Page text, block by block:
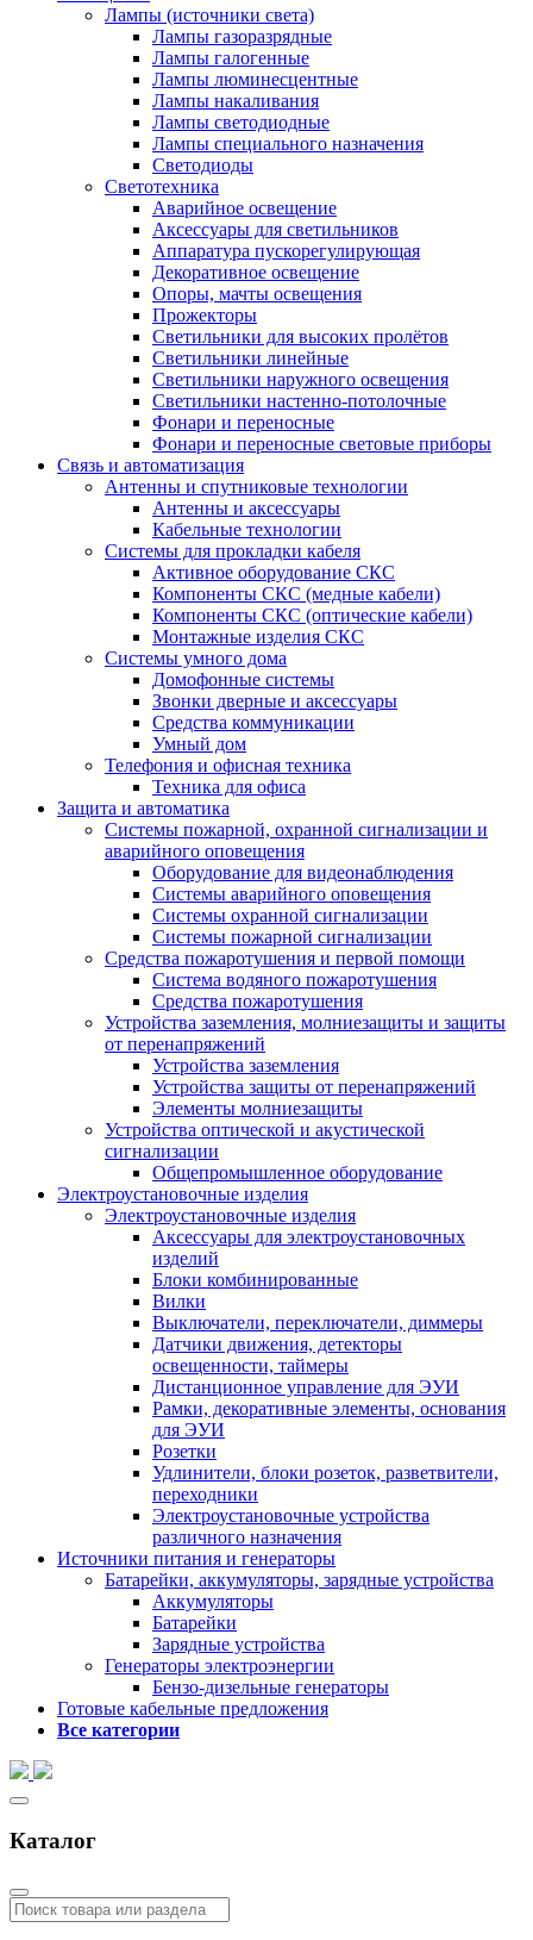
Лампы (источники света)
Лампы газоразрядные
Лампы галогенные
Лампы люминесцентные
Лампы накаливания
Лампы светодиодные
Лампы специального назначения
Светодиоды
Светотехника
Аварийное освещение
Аксессуары для светильников
Аппаратура пускорегулирующая
Декоративное освещение
Опоры, мачты освещения
Прожекторы
Светильники для высоких пролётов
Светильники линейные
Светильники наружного освещения
Светильники настенно-потолочные
Фонари и переносные
Фонари и переносные световые приборы
Связь и автоматизация
Антенны и спутниковые технологии
Антенны и аксессуары
Кабельные технологии
Системы для прокладки кабеля
Активное оборудование СКС
Компоненты СКС (медные кабели)
Компоненты СКС (оптические кабели)
Монтажные изделия СКС
Системы умного дома
Домофонные системы
Звонки дверные и аксессуары
Средства коммуникации
Умный дом
Телефония и офисная техника
Техника для офиса
Защита и автоматика
Системы пожарной, охранной сигнализации и
аварийного оповещения
Оборудование для видеонаблюдения
Системы аварийного оповещения
Системы охранной сигнализации
Системы пожарной сигнализации
Средства пожаротушения и первой помощи
Система водяного пожаротушения
Средства пожаротушения
Устройства заземления, молниезащиты и защиты
от перенапряжений
Устройства заземления
Устройства защиты от перенапряжений
Элементы молниезащиты
Устройства оптической и акустической
сигнализации
Общепромышленное оборудование
Электроустановочные изделия
Электроустановочные изделия
Аксессуары для электроустановочных
изделий
Блоки комбинированные
Вилки
Выключатели, переключатели, диммеры
Датчики движения, детекторы
освещенности, таймеры
Дистанционное управление для ЭУИ
Рамки, декоративные элементы, основания
для ЭУИ
Розетки
Удлинители, блоки розеток, разветвители,
переходники
Электроустановочные устройства
различного назначения
Источники питания и генераторы
Батарейки, аккумуляторы, зарядные устройства
Аккумуляторы
Батарейки
Зарядные устройства
Генераторы электроэнергии
Бензо-дизельные генераторы
Готовые кабельные предложения
Все категории
Каталог